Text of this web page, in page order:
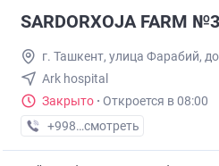
SARDORXOJA FARM №3
г. Ташкент, улица Фарабий,
Ark hospital
Закрыто · Откроется в 08:00
+998 (77) XXX-XX-XX
смотреть